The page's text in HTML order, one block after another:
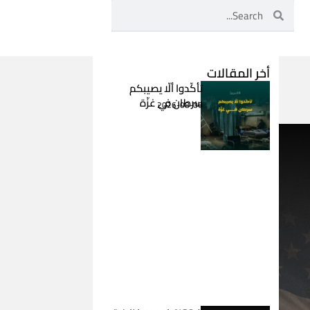
Search
Search
أخر المقالات
تأكّدوا ألّا يصيبكم
سرطان في غزّة
2026-08-06